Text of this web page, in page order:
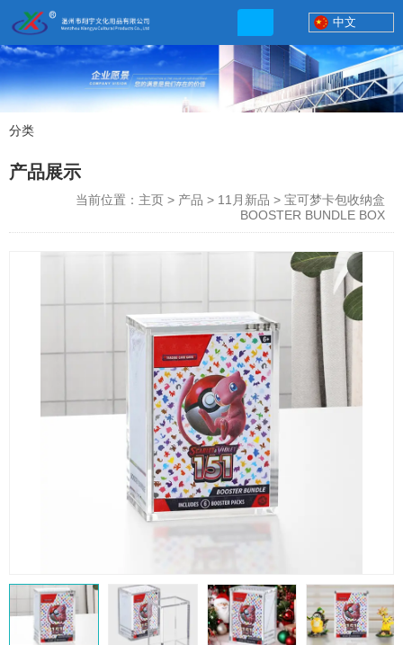
联系电话
13506777830
http://xybp.tmall.com http://wzxybp.1688.com
中文
分类
产品展示
当前位置：主页 > 产品 > 11月新品 > 宝可梦卡包收纳盒
BOOSTER BUNDLE BOX